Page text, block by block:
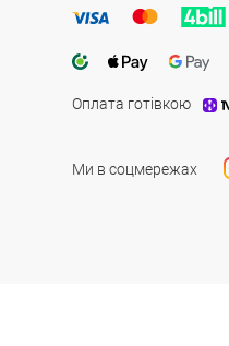
Оплата готівкою
Ми в соцмережах